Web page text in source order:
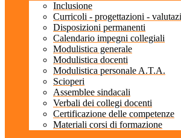
Inclusione
Curricoli - progettazioni -
Disposizioni permanenti
Calendario impegni collegiali
Modulistica generale
Modulistica docenti
Modulistica personale A.T.A.
Scioperi
Assemblee sindacali
Verbali dei collegi docenti
Certificazione delle competenze
Materiali corsi di formazione